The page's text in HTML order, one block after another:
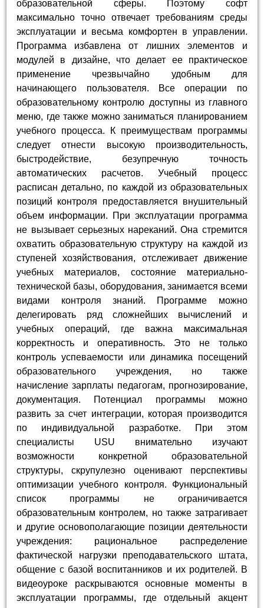
образовательной сферы. Поэтому софт
максимально точно отвечает требованиям среды
эксплуатации и весьма комфортен в управлении.
Программа избавлена от лишних элементов и
модулей в дизайне, что делает ее практическое
применение чрезвычайно удобным для
начинающего пользователя. Все операции по
образовательному контролю доступны из главного
меню, где также можно заниматься планированием
учебного процесса. К преимуществам программы
следует отнести высокую производительность,
быстродействие, безупречную точность
автоматических расчетов. Учебный процесс
расписан детально, по каждой из образовательных
позиций контроля предоставляется внушительный
объем информации. При эксплуатации программа
не вызывает серьезных нареканий. Она стремится
охватить образовательную структуру на каждой из
ступеней хозяйствования, отслеживает движение
учебных материалов, состояние материально-
технической базы, оборудования, занимается всеми
видами контроля знаний. Программе можно
делегировать ряд сложнейших вычислений и
учебных операций, где важна максимальная
корректность и оперативность. Это не только
контроль успеваемости или динамика посещений
образовательного учреждения, но также
начисление зарплаты педагогам, прогнозирование,
документация. Потенциал программы можно
развить за счет интеграции, которая производится
по индивидуальной разработке. При этом
специалисты USU внимательно изучают
возможности конкретной образовательной
структуры, скрупулезно оценивают перспективы
оптимизации учебного контроля. Функциональный
список программы не ограничивается
образовательным контролем, но также затрагивает
и другие основополагающие позиции деятельности
учреждения: рациональное распределение
фактической нагрузки преподавательского штата,
общение с базой воспитанников и их родителей. В
видеоуроке раскрываются основные моменты в
эксплуатации программы, где отдельный акцент